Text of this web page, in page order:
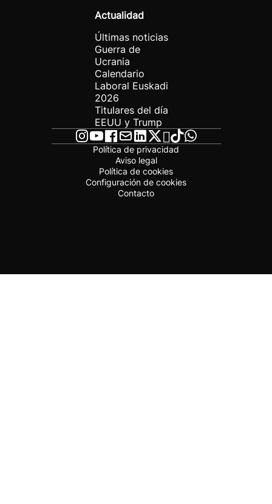
Actualidad
Últimas noticias
Guerra de
Ucrania
Calendario
Laboral Euskadi
2026
Titulares del día
EEUU y Trump
Política de privacidad
Aviso legal
Política de cookies
Configuración de cookies
Contacto